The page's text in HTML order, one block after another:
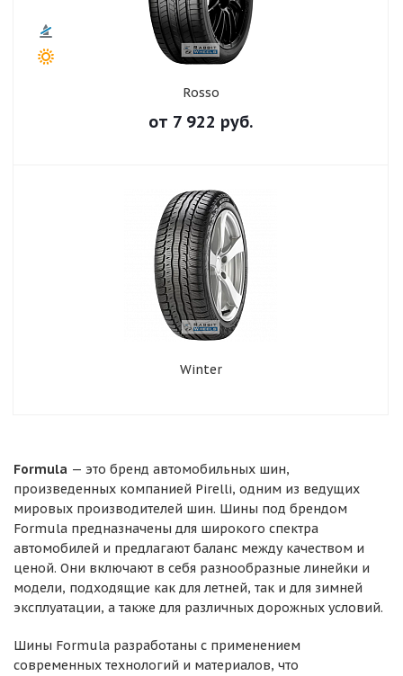
Rosso
от 7 922 руб.
Winter
Formula — это бренд автомобильных шин,
произведенных компанией Pirelli, одним из ведущих
мировых производителей шин. Шины под брендом
Formula предназначены для широкого спектра
автомобилей и предлагают баланс между качеством и
ценой. Они включают в себя разнообразные линейки и
модели, подходящие как для летней, так и для зимней
эксплуатации, а также для различных дорожных условий.
Шины Formula разработаны с применением
современных технологий и материалов, что